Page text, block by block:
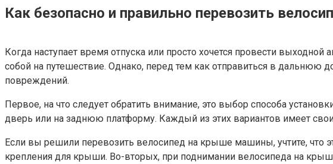
Как безопасно и правильно перевозить
Когда наступает время отпуска или просто хочется провести
собой на путешествие. Однако, перед тем как отправиться в дальнюю
повреждений.
Первое, на что следует обратить внимание, это выбор способа
дверь или на заднюю платформу. Каждый из этих вариантов имеет
Если вы решили перевозить велосипед на крыше машины, учтите, что
крепления для крыши. Во-вторых, при поднимании велосипеда на